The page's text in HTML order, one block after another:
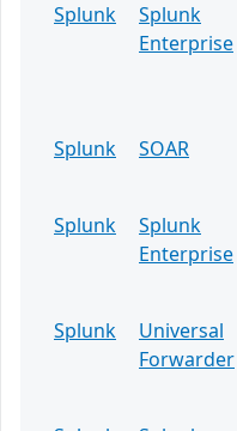
Splunk
Splunk
Enterprise
Splunk
SOAR
Splunk
Splunk
Enterprise
Splunk
Universal
Forwarder